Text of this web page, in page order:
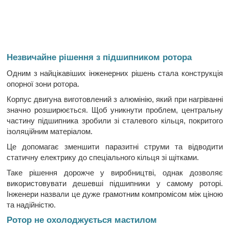
Незвичайне рішення з підшипником ротора
Одним з найцікавіших інженерних рішень стала конструкція
опорної зони ротора.
Корпус двигуна виготовлений з алюмінію, який при нагріванні
значно розширюється. Щоб уникнути проблем, центральну
частину підшипника зробили зі сталевого кільця, покритого
ізоляційним матеріалом.
Це допомагає зменшити паразитні струми та відводити
статичну електрику до спеціального кільця зі щітками.
Таке рішення дорожче у виробництві, однак дозволяє
використовувати дешевші підшипники у самому роторі.
Інженери назвали це дуже грамотним компромісом між ціною
та надійністю.
Ротор не охолоджується мастилом